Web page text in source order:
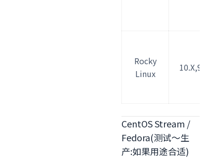
Rocky
Linux
10.X,9.x
CentOS Stream /
Fedora(测试～生
产:如果用途合适)